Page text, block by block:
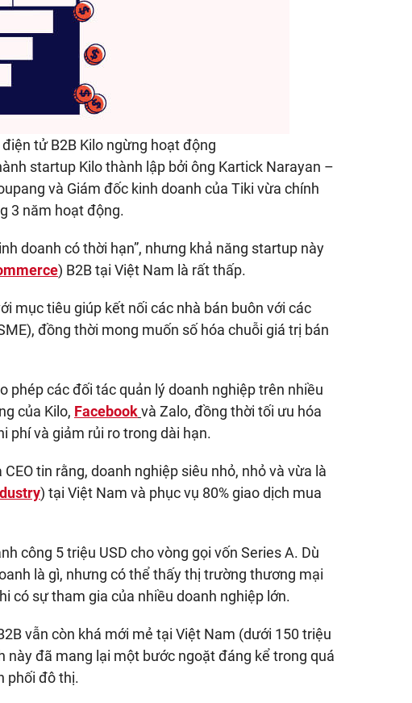
tử B2B Kilo ngừng hoạt động
startup Kilo thành lập bởi ông Kartick Narayan –
và Giám đốc kinh doanh của Tiki vừa chính
3 năm hoạt động.
doanh có thời hạn”, nhưng khả năng startup này
) B2B tại Việt Nam là rất thấp.
mục tiêu giúp kết nối các nhà bán buôn với các
đồng thời mong muốn số hóa chuỗi giá trị bán
phép các đối tác quản lý doanh nghiệp trên nhiều
của Kilo, Facebookvà Zalo, đồng thời tối ưu hóa
phí và giảm rủi ro trong dài hạn.
tin rằng, doanh nghiệp siêu nhỏ, nhỏ và vừa là
) tại Việt Nam và phục vụ 80% giao dịch mua
công 5 triệu USD cho vòng gọi vốn Series A. Dù
là gì, nhưng có thể thấy thị trường thương mại
có sự tham gia của nhiều doanh nghiệp lớn.
vẫn còn khá mới mẻ tại Việt Nam (dưới 150 triệu
này đã mang lại một bước ngoặt đáng kể trong quá
phối đô thị.